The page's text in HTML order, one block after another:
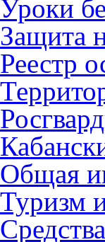
Уроки
Защита
Реестр
Общая
Туризм